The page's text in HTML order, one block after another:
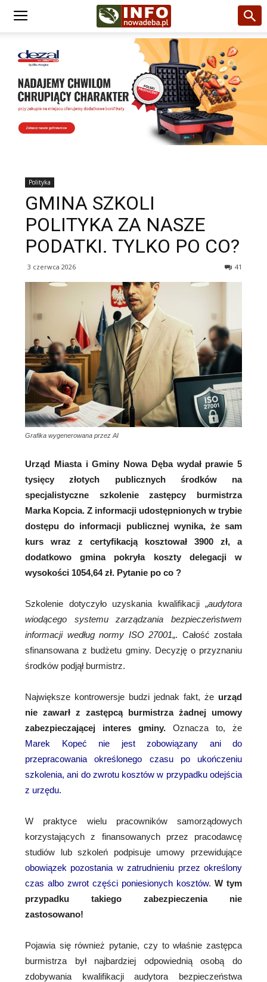
Polityka
GMINA SZKOLI
POLITYKA ZA NASZE
PODATKI. TYLKO PO CO?
3 czerwca 2026 41
Grafika wygenerowana przez AI
Urząd Miasta i Gminy Nowa Dęba wydał prawie 5
tysięcy złotych publicznych środków na
specjalistyczne szkolenie zastępcy burmistrza
Marka Kopcia. Z informacji udostępnionych w trybie
dostępu do informacji publicznej wynika, że sam
kurs wraz z certyfikacją kosztował 3900 zł, a
dodatkowo gmina pokryła koszty delegacji w
wysokości 1054,64 zł. Pytanie po co ?
Szkolenie dotyczyło uzyskania kwalifikacji „audytora
wiodącego systemu zarządzania bezpieczeństwem
informacji według normy ISO 27001„. Całość została
sfinansowana z budżetu gminy. Decyzję o przyznaniu
środków podjął burmistrz.
Największe kontrowersje budzi jednak fakt, że urząd
nie zawarł z zastępcą burmistrza żadnej umowy
zabezpieczającej interes gminy. Oznacza to, że
Marek Kopeć nie jest zobowiązany ani do
przepracowania określonego czasu po ukończeniu
szkolenia, ani do zwrotu kosztów w przypadku odejścia
z urzędu.
W praktyce wielu pracowników samorządowych
korzystających z finansowanych przez pracodawcę
studiów lub szkoleń podpisuje umowy przewidujące
obowiązek pozostania w zatrudnieniu przez określony
czas albo zwrot części poniesionych kosztów. W tym
przypadku takiego zabezpieczenia nie
zastosowano!
Pojawia się również pytanie, czy to właśnie zastępca
burmistrza był najbardziej odpowiednią osobą do
zdobywania kwalifikacji audytora bezpieczeństwa